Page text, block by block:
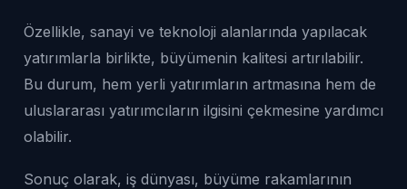
Özellikle, sanayi ve teknoloji alanlarında yapılacak
yatırımlarla birlikte, büyümenin kalitesi artırılabilir.
Bu durum, hem yerli yatırımların artmasına hem de
uluslararası yatırımcıların ilgisini çekmesine yardımcı
olabilir.
Sonuç olarak, iş dünyası, büyüme rakamlarının